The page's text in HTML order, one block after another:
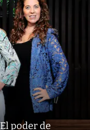
El poder de